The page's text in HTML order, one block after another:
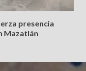
presencia
Mazatlán